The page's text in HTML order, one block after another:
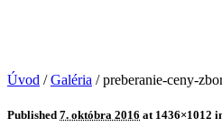
Úvod /Galéria /preberanie-ceny-
Published 7. októbra 2016 at 1436×1012